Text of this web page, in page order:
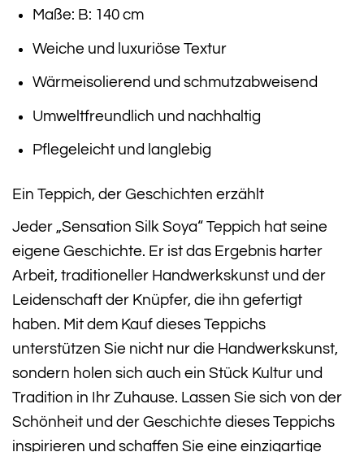
Maße: B: 140 cm
Weiche und luxuriöse Textur
Wärmeisolierend und schmutzabweisend
Umweltfreundlich und nachhaltig
Pflegeleicht und langlebig
Ein Teppich, der Geschichten erzählt
Jeder „Sensation Silk Soya“ Teppich hat seine
eigene Geschichte. Er ist das Ergebnis harter
Arbeit, traditioneller Handwerkskunst und der
Leidenschaft der Knüpfer, die ihn gefertigt
haben. Mit dem Kauf dieses Teppichs
unterstützen Sie nicht nur die Handwerkskunst,
sondern holen sich auch ein Stück Kultur und
Tradition in Ihr Zuhause. Lassen Sie sich von der
Schönheit und der Geschichte dieses Teppichs
inspirieren und schaffen Sie eine einzigartige